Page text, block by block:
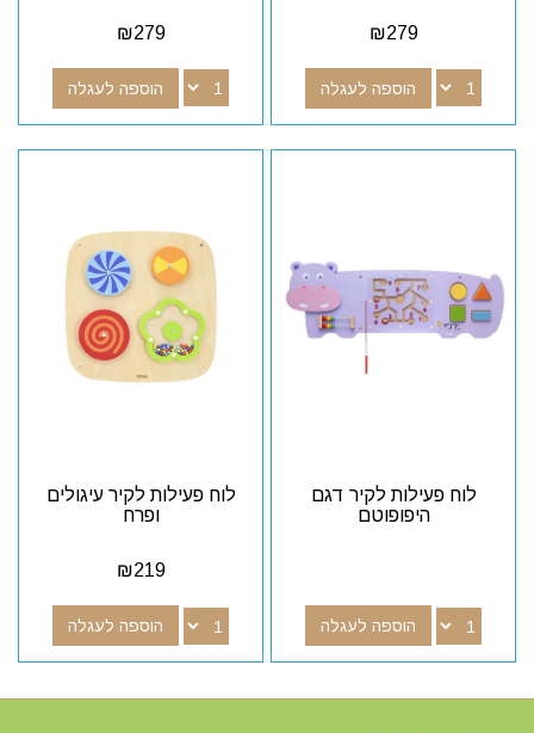
₪279
הוספה לעגלה
₪279
הוספה לעגלה
לוח פעילות לקיר דגם
היפופוטם
הוספה לעגלה
לוח פעילות לקיר עיגולים
ופרח
₪219
הוספה לעגלה